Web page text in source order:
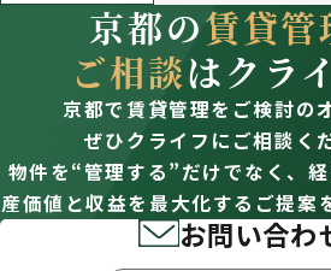
京都の賃貸管
ご相談はクラ
京都で賃貸管理をご検討の
ぜひクライフにご相談く
物件を“管理する”だけでなく、
産価値と収益を最大化するご提案
お問い合わ